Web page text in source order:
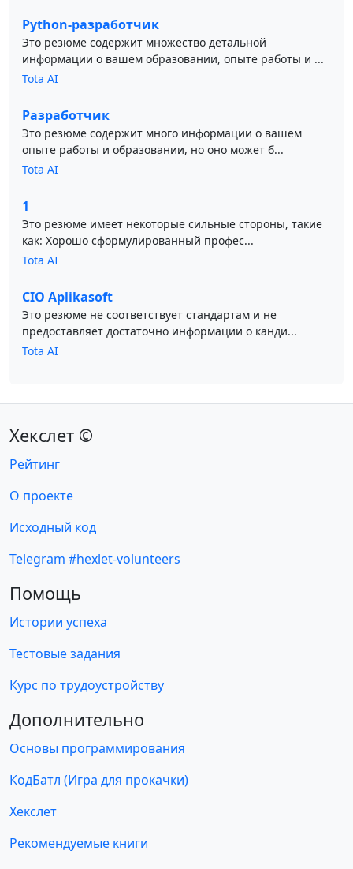
Python-разработчик
Это резюме содержит множество детальной
информации о вашем образовании, опыте работы и ...
Tota AI
Разработчик
Это резюме содержит много информации о вашем
опыте работы и образовании, но оно может б...
Tota AI
1
Это резюме имеет некоторые сильные стороны, такие
как: Хорошо сформулированный профес...
Tota AI
CIO Aplikasoft
Это резюме не соответствует стандартам и не
предоставляет достаточно информации о канди...
Tota AI
Хекслет ©
Рейтинг
О проекте
Исходный код
Telegram #hexlet-volunteers
Помощь
Истории успеха
Тестовые задания
Курс по трудоустройству
Дополнительно
Основы программирования
КодБатл (Игра для прокачки)
Хекслет
Рекомендуемые книги